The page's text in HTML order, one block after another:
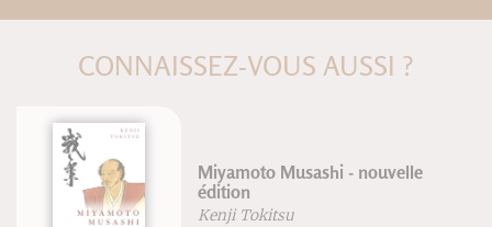
CONNAISSEZ-VOUS AUSSI ?
Repenser l'équitation
Frédéric Brigaud
Joséphine Lyon